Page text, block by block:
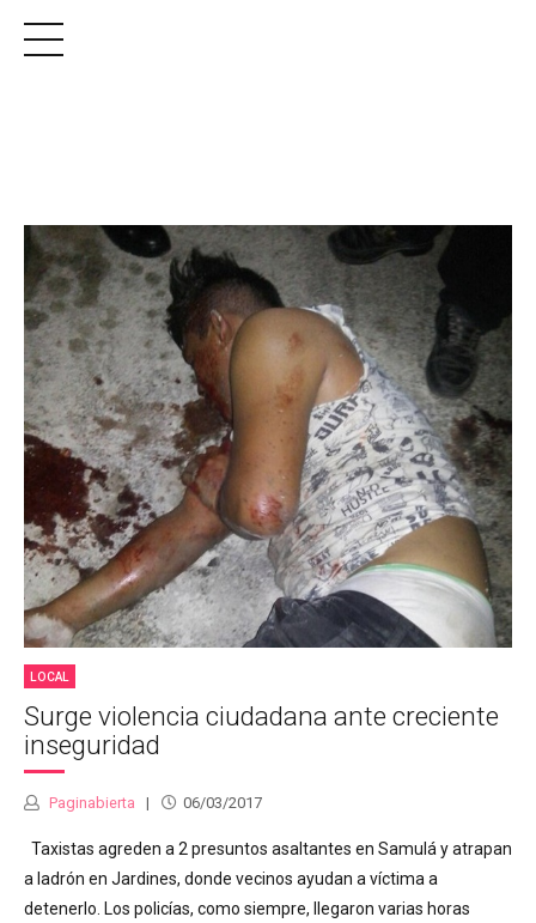
LOCAL
Surge violencia ciudadana ante creciente
inseguridad
Paginabierta 06/03/2017
Taxistas agreden a 2 presuntos asaltantes en Samulá y atrapan
a ladrón en Jardines, donde vecinos ayudan a víctima a
detenerlo. Los policías, como siempre, llegaron varias horas